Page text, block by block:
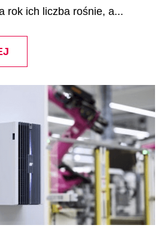
rok ich liczba rośnie, a...